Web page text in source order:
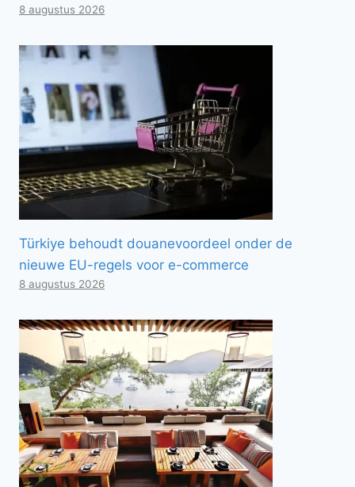
8 augustus 2026
Türkiye behoudt douanevoordeel onder de
nieuwe EU-regels voor e-commerce
8 augustus 2026